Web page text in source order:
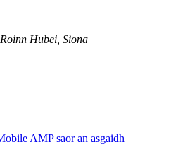
Hubei, Sìona
AMP saor an asgaidh